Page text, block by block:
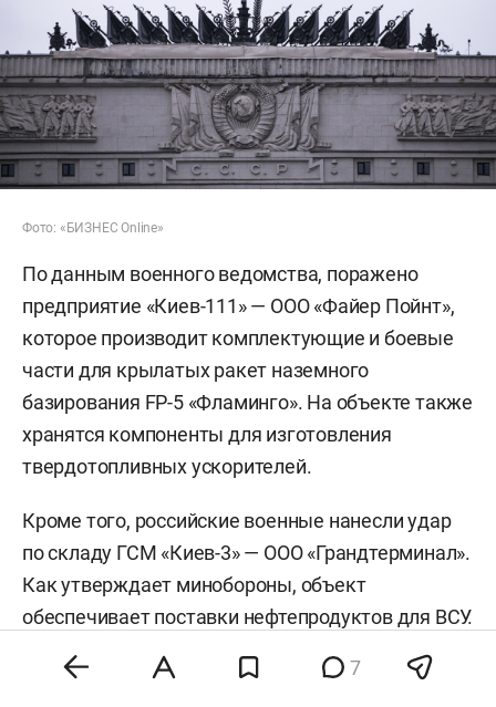
Фото: «БИЗНЕС Online»
По данным военного ведомства, поражено
предприятие «Киев-111» — ООО «Файер Пойнт»,
которое производит комплектующие и боевые
части для крылатых ракет наземного
базирования FP-5 «Фламинго». На объекте также
хранятся компоненты для изготовления
твердотопливных ускорителей.
Кроме того, российские военные нанесли удар
по складу ГСМ «Киев-3» — ООО «Грандтерминал».
Как утверждает минобороны, объект
обеспечивает поставки нефтепродуктов для ВСУ.
сухогруза, которые доставляли вооружение и
7